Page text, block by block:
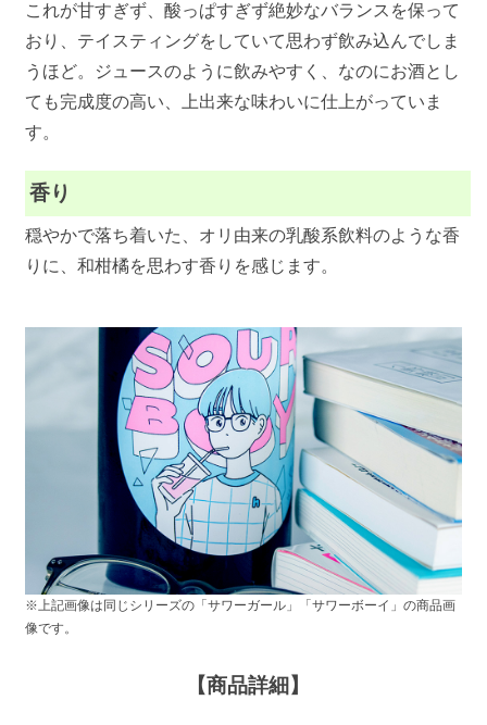
これが甘すぎず、酸っぱすぎず絶妙なバランスを保って
おり、テイスティングをしていて思わず飲み込んでしま
うほど。ジュースのように飲みやすく、なのにお酒とし
ても完成度の高い、上出来な味わいに仕上がっていま
す。
香り
穏やかで落ち着いた、オリ由来の乳酸系飲料のような香
りに、和柑橘を思わす香りを感じます。
※上記画像は同じシリーズの「サワーガール」「サワーボーイ」の商品画
像です。
【商品詳細】